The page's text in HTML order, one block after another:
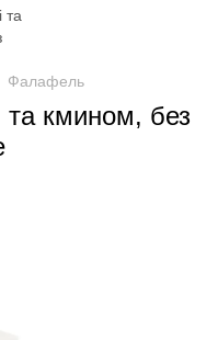
Фалафель
кмином, без